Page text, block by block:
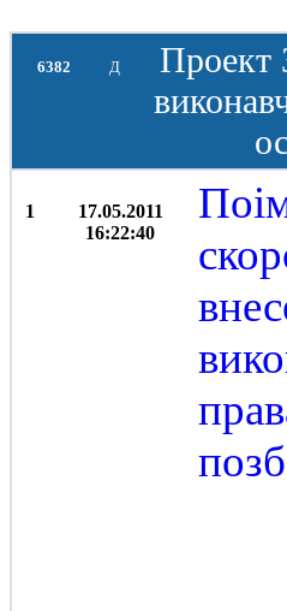
6382 Д
Проект
1
17.05.2011
16:22:40